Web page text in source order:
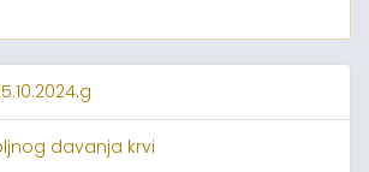
davanja krvi